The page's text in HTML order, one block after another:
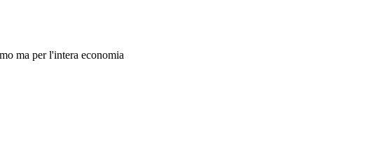
ma per l'intera economia